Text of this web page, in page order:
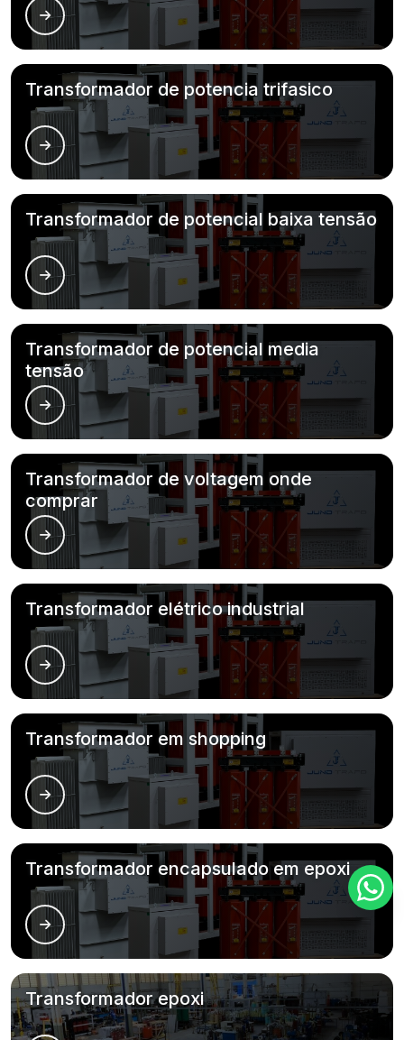
Transformador de potencia trifasico
Transformador de potencial baixa tensão
Transformador de potencial media
tensão
Transformador de voltagem onde
comprar
Transformador elétrico industrial
Transformador em shopping
Transformador encapsulado em epoxi
Transformador epoxi